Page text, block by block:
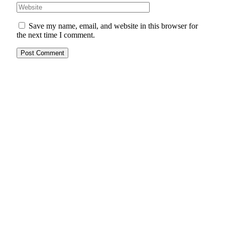
Save my name, email, and website in this browser for
the next time I comment.